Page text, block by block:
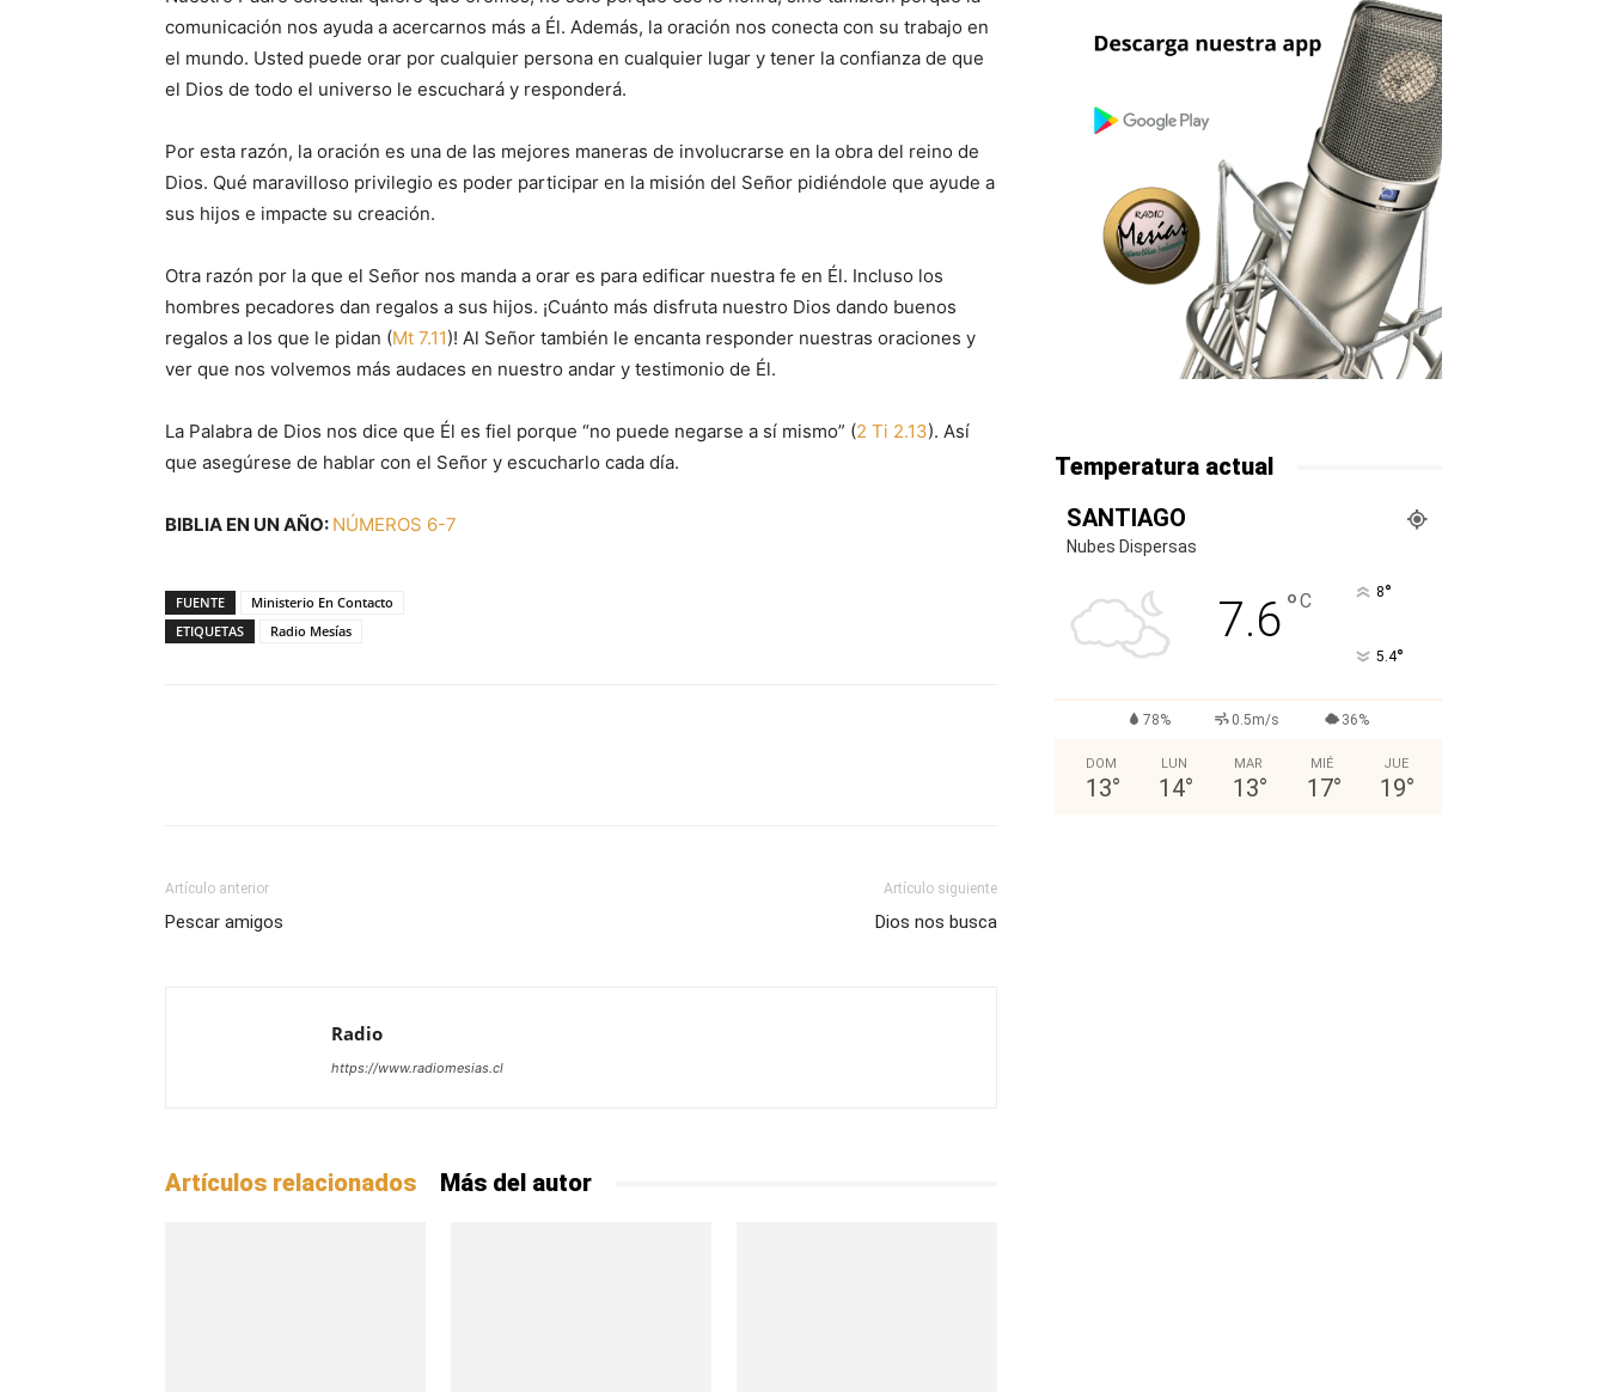
comunicación nos ayuda a acercarnos más a Él. Además, la oración nos conecta con su trabajo en
el mundo. Usted puede orar por cualquier persona en cualquier lugar y tener la confianza de que
el Dios de todo el universo le escuchará y responderá.
Por esta razón, la oración es una de las mejores maneras de involucrarse en la obra del reino de
Dios. Qué maravilloso privilegio es poder participar en la misión del Señor pidiéndole que ayude a
sus hijos e impacte su creación.
Otra razón por la que el Señor nos manda a orar es para edificar nuestra fe en Él. Incluso los
hombres pecadores dan regalos a sus hijos. ¡Cuánto más disfruta nuestro Dios dando buenos
regalos a los que le pidan (Mt 7.11)! Al Señor también le encanta responder nuestras oraciones y
ver que nos volvemos más audaces en nuestro andar y testimonio de Él.
La Palabra de Dios nos dice que Él es fiel porque “no puede negarse a sí mismo” (2 Ti 2.13). Así
que asegúrese de hablar con el Señor y escucharlo cada día.
BIBLIA EN UN AÑO: NÚMEROS 6-7
FUENTE
Ministerio En Contacto
ETIQUETAS
Radio Mesías
Artículo anterior
Pescar amigos
Artículo siguiente
Dios nos busca
Radio
https://www.radiomesias.cl
Artículos relacionados Más del autor
Temperatura actual
SANTIAGO
Nubes Dispersas
7.6°C 8°
5.4°
78% 0.5m/s 36%
DOM
13°
LUN
14°
MAR
13°
MIÉ
17°
JUE
19°